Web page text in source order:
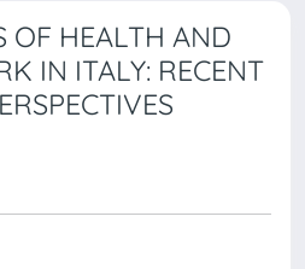
OF HEALTH AND
IN ITALY: RECENT